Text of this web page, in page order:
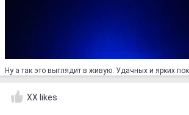
Ну а так это выглядит в живую. Удачных и ярких
XX likes